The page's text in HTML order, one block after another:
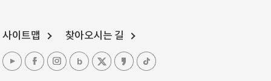
사이트맵 찾아오시는 길